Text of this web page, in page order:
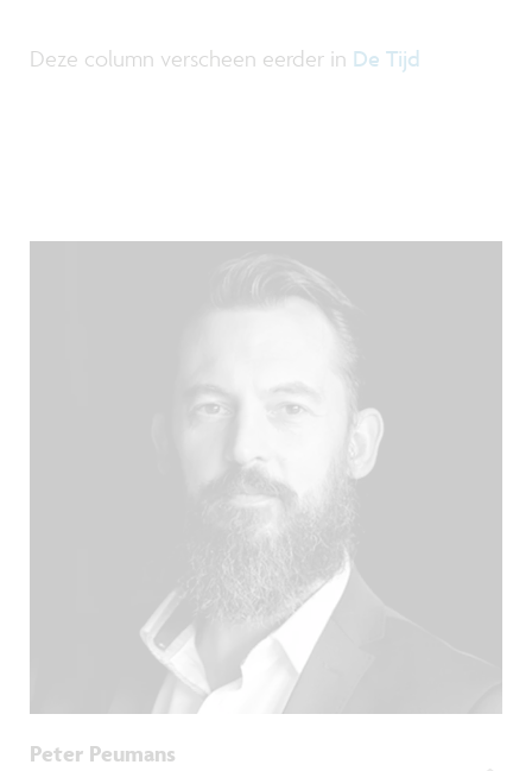
Deze column verscheen eerder in De Tijd
Peter Peumans